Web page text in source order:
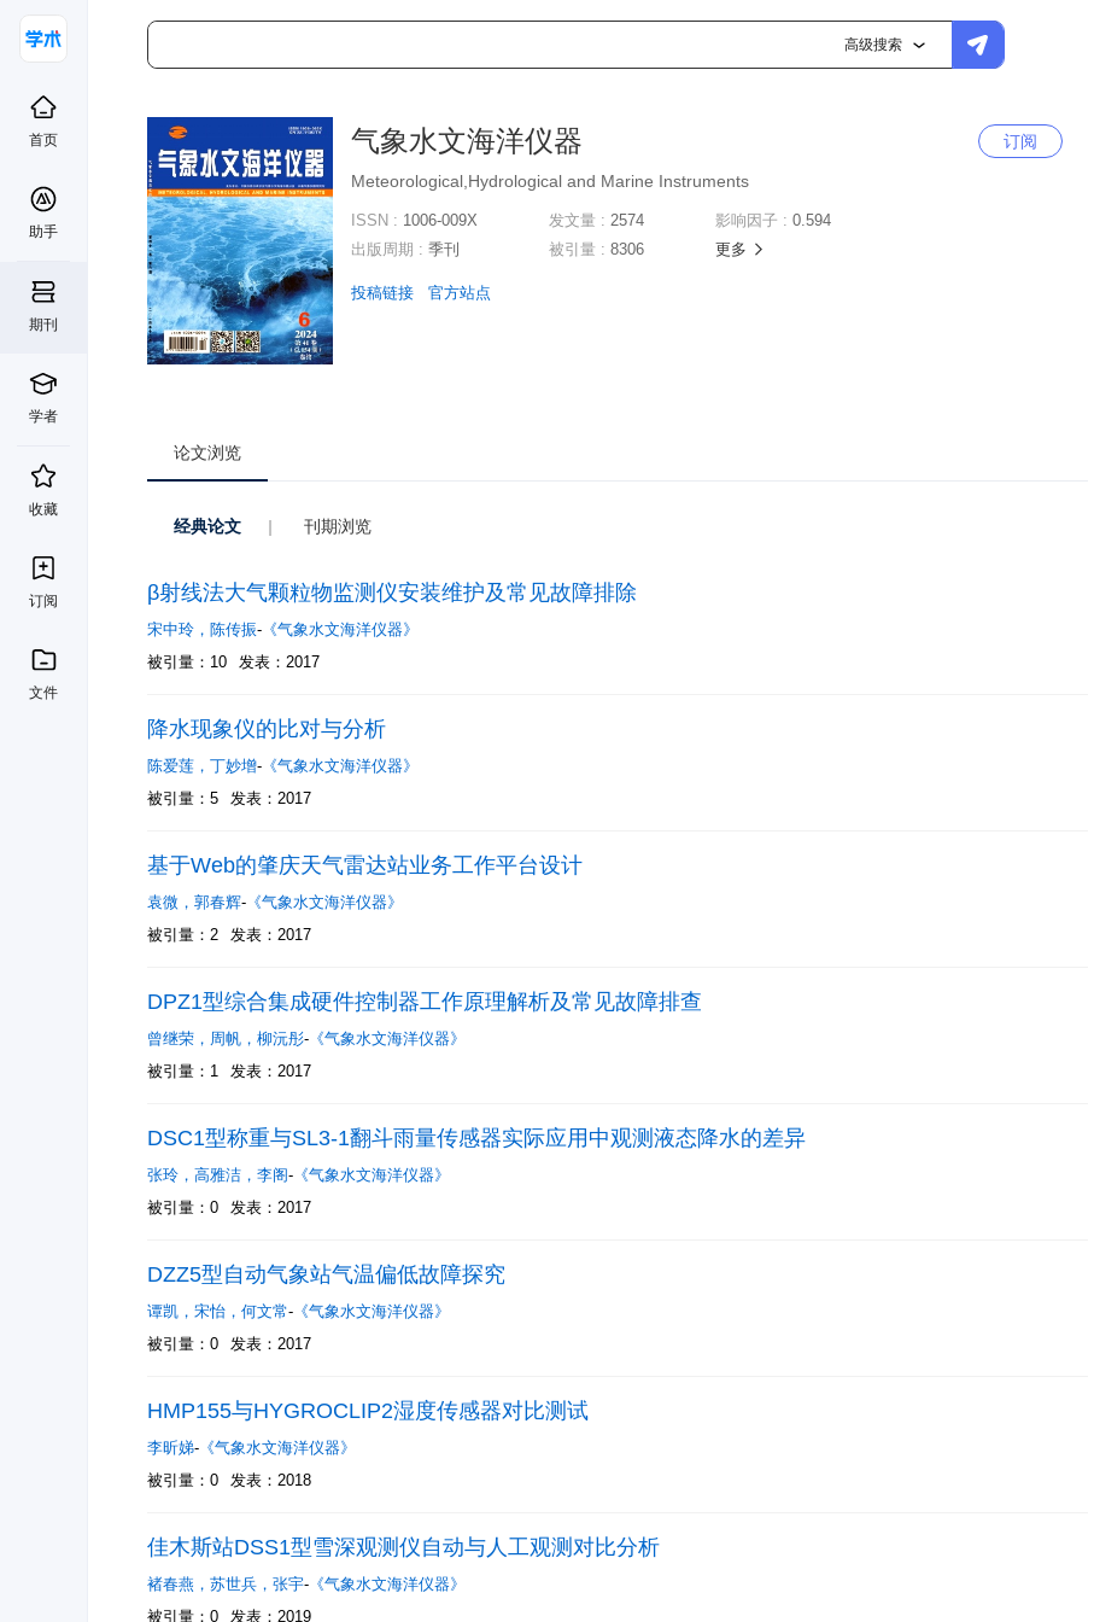
高级搜索
首页
助手
期刊
学者
收藏
订阅
文件
气象水文海洋仪器 订阅
Meteorological,Hydrological and Marine Instruments
ISSN : 1006-009X
出版周期 : 季刊
发文量 : 2574
被引量 : 8306
影响因子 : 0.594
更多
投稿链接 官方站点
论文浏览
经典论文 | 刊期浏览
β射线法大气颗粒物监测仪安装维护及常见故障排除
宋中玲 ， 陈传振- 《气象水文海洋仪器》
被引量：10
发表：2017
降水现象仪的比对与分析
陈爱莲 ， 丁妙增- 《气象水文海洋仪器》
被引量：5
发表：2017
基于Web的肇庆天气雷达站业务工作平台设计
袁微 ， 郭春辉- 《气象水文海洋仪器》
被引量：2
发表：2017
DPZ1型综合集成硬件控制器工作原理解析及常见故障排查
曾继荣 ， 周帆 ， 柳沅彤- 《气象水文海洋仪器》
被引量：1
发表：2017
DSC1型称重与SL3-1翻斗雨量传感器实际应用中观测液态降水的差异
张玲 ， 高雅洁 ， 李阁- 《气象水文海洋仪器》
被引量：0
发表：2017
DZZ5型自动气象站气温偏低故障探究
谭凯 ， 宋怡 ， 何文常- 《气象水文海洋仪器》
被引量：0
发表：2017
HMP155与HYGROCLIP2湿度传感器对比测试
李昕娣- 《气象水文海洋仪器》
被引量：0
发表：2018
佳木斯站DSS1型雪深观测仪自动与人工观测对比分析
褚春燕 ， 苏世兵 ， 张宇- 《气象水文海洋仪器》
被引量：0
发表：2019